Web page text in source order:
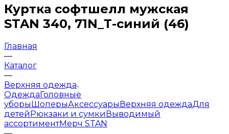
Куртка софтшелл мужская
STAN 340, 71N_Т-синий (46)
Главная
—
Каталог
—
Верхняя одежда
ОдеждаГоловные
уборыШоперыАксессуарыВерхняя одеждаДля
детейРюкзаки и сумкиВыводимый
ассортиментМерч STAN